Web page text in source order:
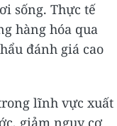
sống. Thực tế
hàng hóa qua
đánh giá cao
lĩnh vực xuất
giảm nguy cơ